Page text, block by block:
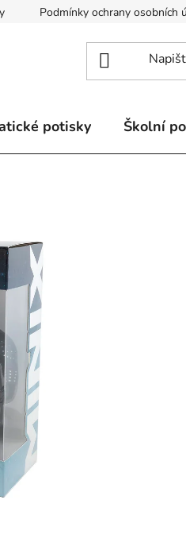
Podmínky ochrany osobních
potisky Školní